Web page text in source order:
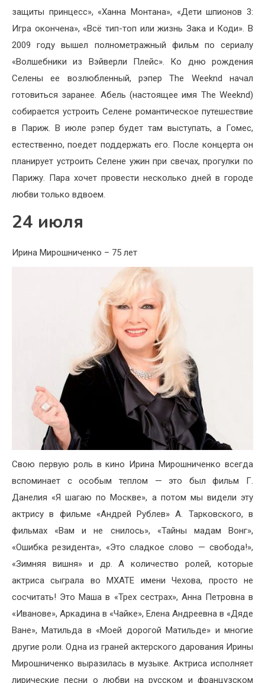
защиты принцесс», «Ханна Монтана», «Дети шпионов 3:
Игра окончена», «Всё тип-топ или жизнь Зака и Коди». В
2009 году вышел полнометражный фильм по сериалу
«Волшебники из Вэйверли Плейс». Ко дню рождения
Селены ее возлюбленный, рэпер The Weeknd начал
готовиться заранее. Абель (настоящее имя The Weeknd)
собирается устроить Селене романтическое путешествие
в Париж. В июле рэпер будет там выступать, а Гомес,
естественно, поедет поддержать его. После концерта он
планирует устроить Селене ужин при свечах, прогулки по
Парижу. Пара хочет провести несколько дней в городе
любви только вдвоем.
24 июля
Ирина Мирошниченко – 75 лет
Свою первую роль в кино Ирина Мирошниченко всегда
вспоминает с особым теплом — это был фильм Г.
Данелия «Я шагаю по Москве», а потом мы видели эту
актрису в фильме «Андрей Рублев» А. Тарковского, в
фильмах «Вам и не снилось», «Тайны мадам Вонг»,
«Ошибка резидента», «Это сладкое слово — свобода!»,
«Зимняя вишня» и др. А количество ролей, которые
актриса сыграла во МХАТЕ имени Чехова, просто не
сосчитать! Это Маша в «Трех сестрах», Анна Петровна в
«Иванове», Аркадина в «Чайке», Елена Андреевна в «Дяде
Ване», Матильда в «Моей дорогой Матильде» и многие
другие роли. Одна из граней актерского дарования Ирины
Мирошниченко выразилась в музыке. Актриса исполняет
лирические песни о любви на русском и французском